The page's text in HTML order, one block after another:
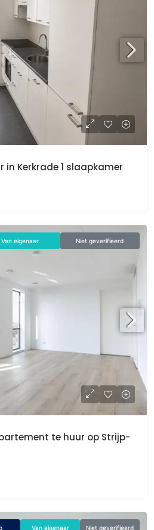
Kerkrade 1 slaapkamer
Van eigenaar Niet geverifieerd
te huur op Strijp-
Van eigenaar Niet geverifieerd